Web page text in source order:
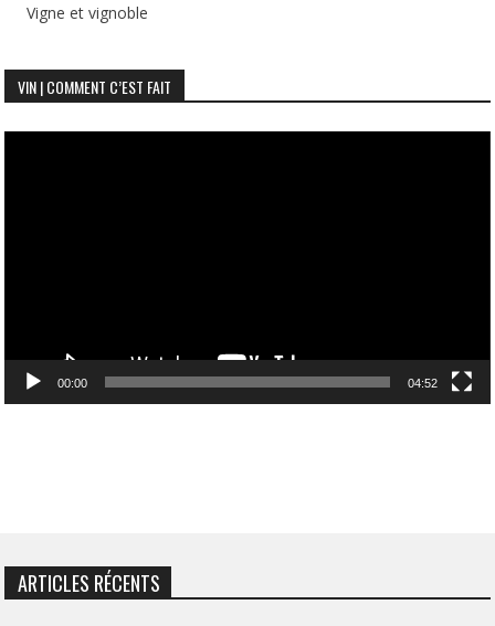
Vigne et vignoble
VIN | COMMENT C’EST FAIT
00:00 04:52
ARTICLES RÉCENTS